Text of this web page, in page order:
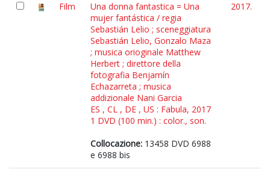
Film
Una donna fantastica = Una
mujer fantástica / regia
Sebastián Lelio ; sceneggiatura
Sebastián Lelio, Gonzalo Maza
; musica orioginale Matthew
Herbert ; direttore della
fotografia Benjamín
Echazarreta ; musica
addizionale Nani Garcia
ES , CL , DE , US : Fabula, 2017
1 DVD (100 min.) : color., son.
Collocazione: 13458 DVD 6988
e 6988 bis
2017.